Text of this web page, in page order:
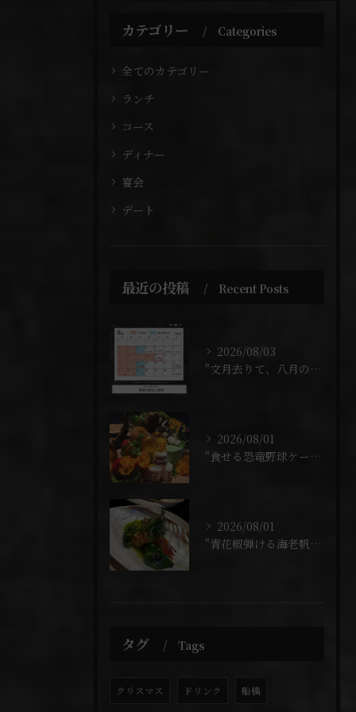
カテゴリー Categories
全てのカテゴリー
ランチ
コース
ディナー
宴会
デート
最近の投稿 Recent Posts
2026/08/03
"文月去りて、八月の暦"
2026/08/01
"食せる恐竜野球ケーキ"
2026/08/01
"青花椒弾ける海老帆立"
タグ Tags
クリスマス ドリンク 船橋